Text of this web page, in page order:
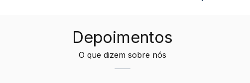
Depoimentos
O que dizem sobre nós